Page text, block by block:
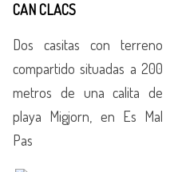
CAN CLACS
Dos casitas con terreno
compartido situadas a 200
metros de una calita de
playa Migjorn, en Es Mal
Pas